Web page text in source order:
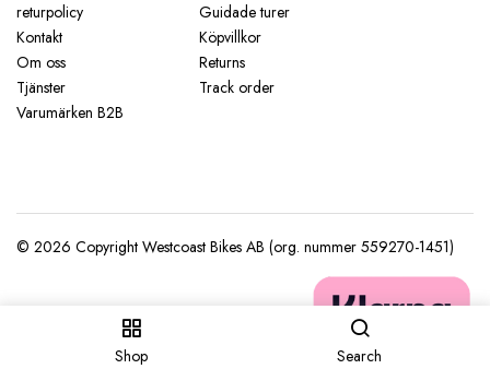
Shop Search
returpolicy
Guidade turer
Kontakt
Köpvillkor
Om oss
Returns
Tjänster
Track order
Varumärken B2B